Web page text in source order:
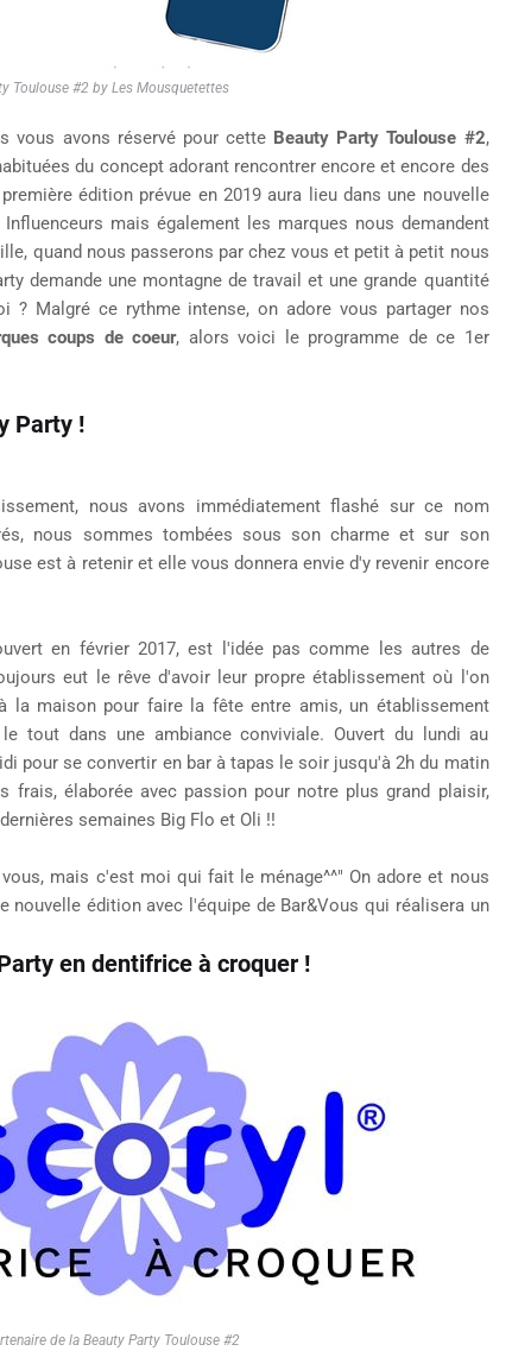
Toulouse #2 by Les Mousquetettes
vous avons réservé pour cette Beauty Party Toulouse #2,
du concept adorant rencontrer encore et encore des
édition prévue en 2019 aura lieu dans une nouvelle
mais également les marques nous demandent
quand nous passerons par chez vous et petit à petit nous
demande une montagne de travail et une grande quantité
? Malgré ce rythme intense, on adore vous partager nos
coups de coeur, alors voici le programme de ce 1er
Party !
nous avons immédiatement flashé sur ce nom
nous sommes tombées sous son charme et sur son
est à retenir et elle vous donnera envie d'y revenir encore
en février 2017, est l'idée pas comme les autres de
eut le rêve d'avoir leur propre établissement où l'on
la maison pour faire la fête entre amis, un établissement
tout dans une ambiance conviviale. Ouvert du lundi au
pour se convertir en bar à tapas le soir jusqu'à 2h du matin
frais, élaborée avec passion pour notre plus grand plaisir,
semaines Big Flo et Oli !!
mais c'est moi qui fait le ménage^^" On adore et nous
nouvelle édition avec l'équipe de Bar&Vous qui réalisera un
en dentifrice à croquer !
de la Beauty Party Toulouse #2